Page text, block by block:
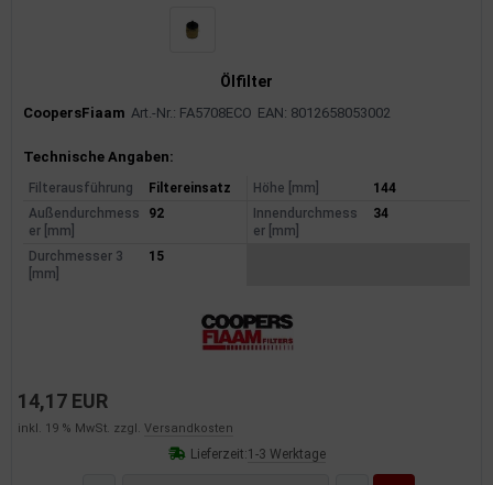
Ölfilter
CoopersFiaam Art.-Nr.: FA5708ECO EAN: 8012658053002
Produktinformationen
Technische Angaben:
Filterausführung Filtereinsatz Höhe [mm]
144
Außendurchmess
er [mm]
92
Innendurchmess
er [mm]
34
Durchmesser 3
[mm]
15
14,17 EUR
inkl. 19 % MwSt. zzgl. Versandkosten
Lieferzeit:1-3 Werktage